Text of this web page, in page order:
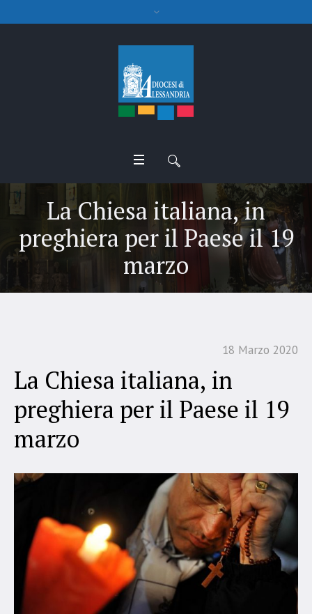
La Chiesa italiana, in
preghiera per il Paese il 19
marzo
18 Marzo 2020
La Chiesa italiana, in
preghiera per il Paese il 19
marzo